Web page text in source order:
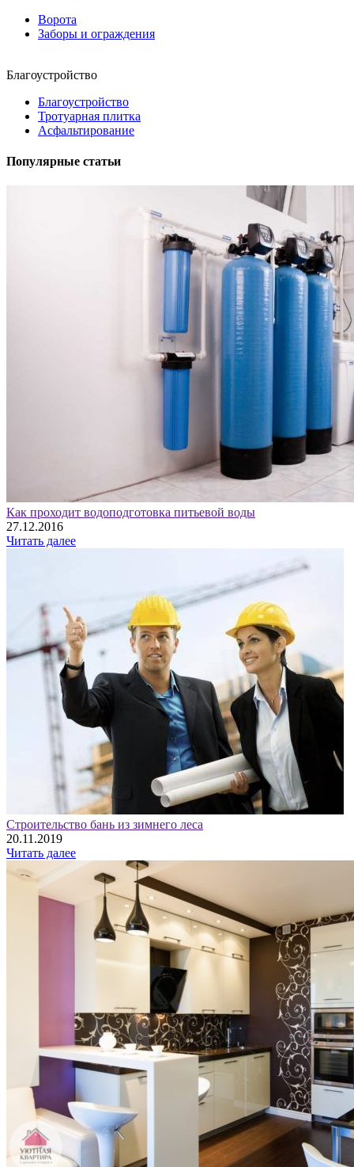
Ворота
Заборы и ограждения
Благоустройство
Благоустройство
Тротуарная плитка
Асфальтирование
Популярные статьи
Как проходит водоподготовка питьевой воды
27.12.2016
Читать далее
Строительство бань из зимнего леса
20.11.2019
Читать далее